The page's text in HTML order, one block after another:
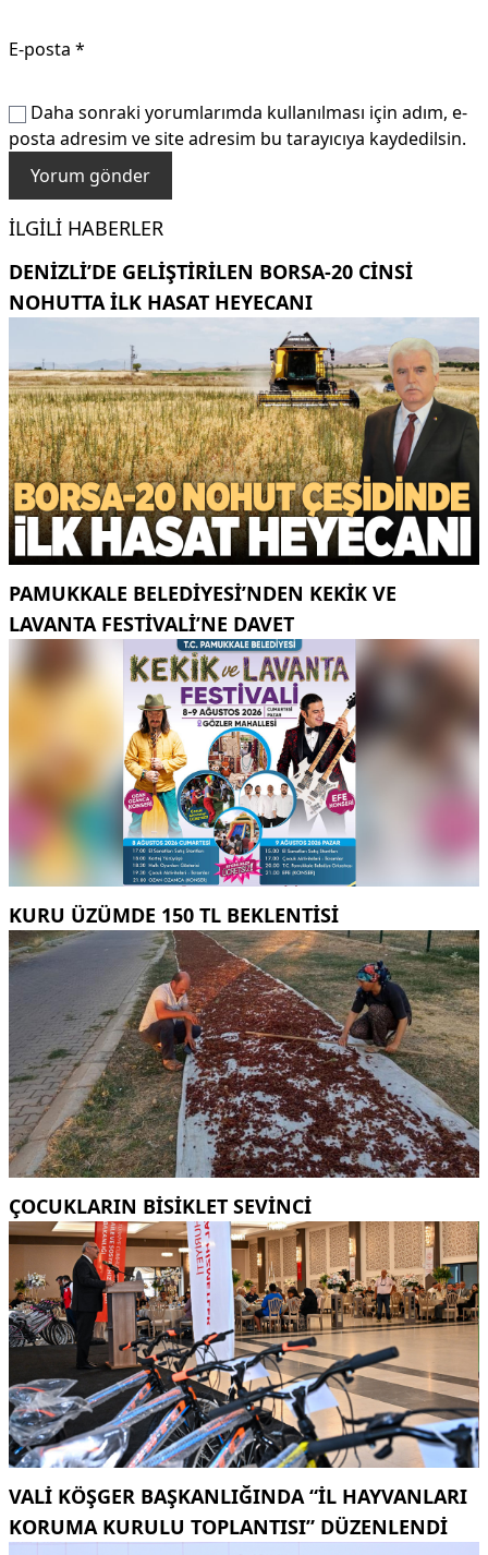
E-posta *
Daha sonraki yorumlarımda kullanılması için adım, e-
posta adresim ve site adresim bu tarayıcıya kaydedilsin.
İLGILI HABERLER
DENIZLI’DE GELIŞTIRILEN BORSA-20 CINSI
NOHUTTA ILK HASAT HEYECANI
PAMUKKALE BELEDIYESI’NDEN KEKIK VE
LAVANTA FESTIVALI’NE DAVET
KURU ÜZÜMDE 150 TL BEKLENTISI
ÇOCUKLARIN BISIKLET SEVINCI
VALI KÖŞGER BAŞKANLIĞINDA “İL HAYVANLARI
KORUMA KURULU TOPLANTISI” DÜZENLENDI